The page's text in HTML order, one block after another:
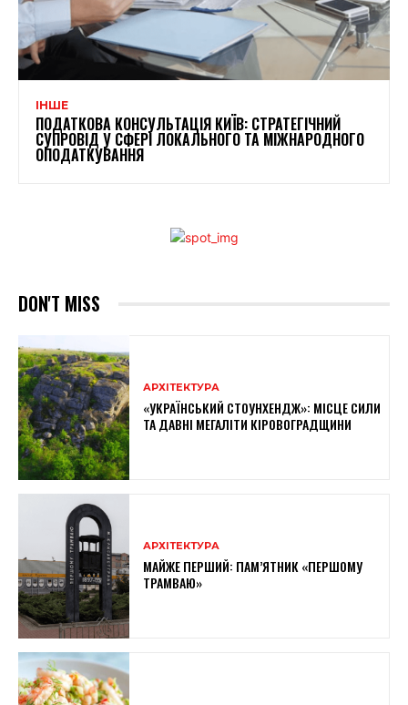
ІНШЕ
ПОДАТКОВА КОНСУЛЬТАЦІЯ КИЇВ: СТРАТЕГІЧНИЙ
СУПРОВІД У СФЕРІ ЛОКАЛЬНОГО ТА МІЖНАРОДНОГО
ОПОДАТКУВАННЯ
DON'T MISS
АРХІТЕКТУРА
«УКРАЇНСЬКИЙ СТОУНХЕНДЖ»: МІСЦЕ СИЛИ
ТА ДАВНІ МЕГАЛІТИ КІРОВОГРАДЩИНИ
АРХІТЕКТУРА
МАЙЖЕ ПЕРШИЙ: ПАМ’ЯТНИК «ПЕРШОМУ
ТРАМВАЮ»